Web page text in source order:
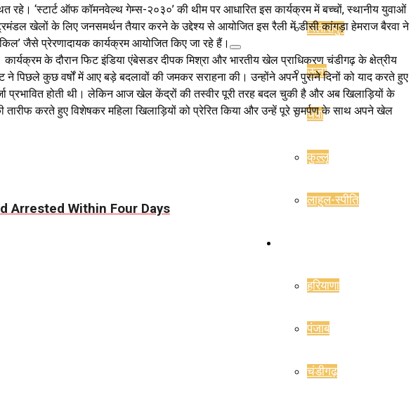
बिलासपुर
ऊना
चंबा
कुल्लू
लाहुल-स्पीति
हरियाणा
पंजाब
चंडीगढ़
‘स्टार्ट ऑफ कॉमनवेल्थ गेम्स-२०३०’ की थीम पर आधारित इस कार्यक्रम में बच्चों, स्थानीय युवाओं
खेलों के लिए जनसमर्थन तैयार करने के उद्देश्य से आयोजित इस रैली में डीसी कांगड़ा हेमराज बैरवा ने
जैसे प्रेरणादायक कार्यक्रम आयोजित किए जा रहे हैं।
के दौरान फिट इंडिया एंबेसडर दीपक मिश्रा और भारतीय खेल प्राधिकरण चंडीगढ़ के क्षेत्रीय
कुछ वर्षों में आए बड़े बदलावों की जमकर सराहना की। उन्होंने अपने पुराने दिनों को याद करते हुए
होती थी। लेकिन आज खेल केंद्रों की तस्वीर पूरी तरह बदल चुकी है और अब खिलाड़ियों के
करते हुए विशेषकर महिला खिलाड़ियों को प्रेरित किया और उन्हें पूरे समर्पण के साथ अपने खेल
Arrested Within Four Days